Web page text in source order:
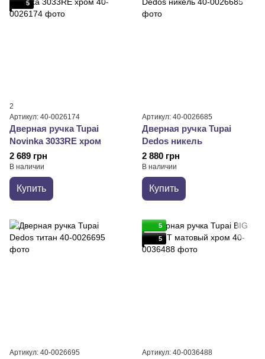
5
2
Артикул: 40-0026174
Дверная ручка Tupai
Novinka 3033RE хром
2 689 грн
В наличии
Купить
Артикул: 40-0026685
Дверная ручка Tupai
Dedos никель
2 880 грн
В наличии
Купить
Артикул: 40-0026695
5
5
Артикул: 40-0036488